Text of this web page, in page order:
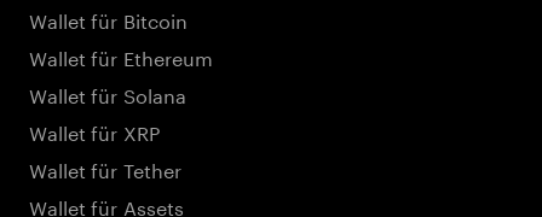
Wallet für Bitcoin
Wallet für Ethereum
Wallet für Solana
Wallet für XRP
Wallet für Tether
Wallet für Assets